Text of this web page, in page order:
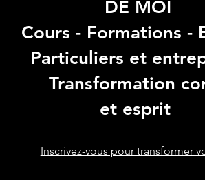
DE MOI
Cours - Formations -
Particuliers et
Transformation
et esprit
Inscrivez-vous pour transformer